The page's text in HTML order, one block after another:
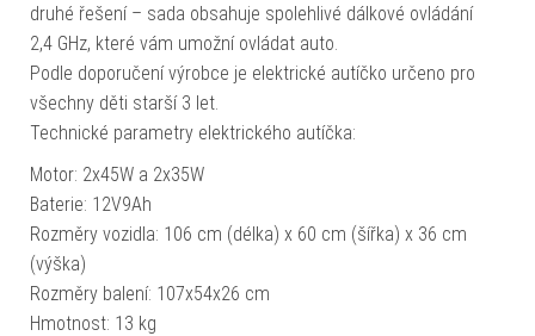
druhé řešení – sada obsahuje spolehlivé dálkové ovládání
2,4 GHz, které vám umožní ovládat auto.
Podle doporučení výrobce je elektrické autíčko určeno pro
všechny děti starší 3 let.
Technické parametry elektrického autíčka:
Motor: 2x45W a 2x35W
Baterie: 12V9Ah
Rozměry vozidla: 106 cm (délka) x 60 cm (šířka) x 36 cm
(výška)
Rozměry balení: 107x54x26 cm
Hmotnost: 13 kg